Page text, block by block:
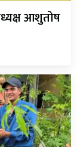
आशुतोष